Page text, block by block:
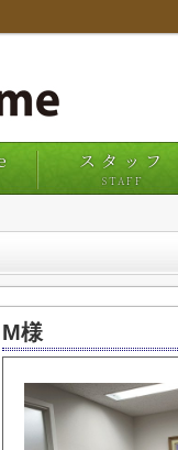
スタッフ
STAFF
M様